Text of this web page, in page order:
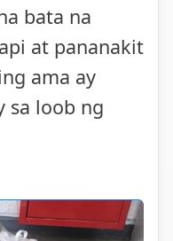
bata na
at pananakit
ama ay
sa loob ng